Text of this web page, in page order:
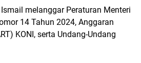
melanggar Peraturan Menteri
14 Tahun 2024, Anggaran
KONI, serta Undang-Undang